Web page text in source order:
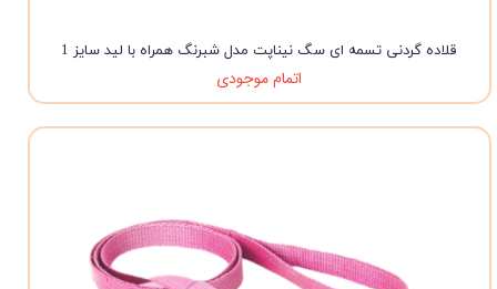
قلاده گردنی تسمه ای سگ نیناپت مدل شبرنگ همراه با لید سایز 1
اتمام موجودی